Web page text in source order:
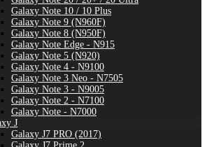
Galaxy Note 10 / 10 Plus
Galaxy Note 9 (N960F)
Galaxy Note 8 (N950F)
Galaxy Note Edge - N915
Galaxy Note 5 (N920)
Galaxy Note 4 - N9100
Galaxy Note 3 Neo - N7505
Galaxy Note 3 - N9005
Galaxy Note 2 - N7100
Galaxy Note - N7000
J
Galaxy J7 PRO (2017)